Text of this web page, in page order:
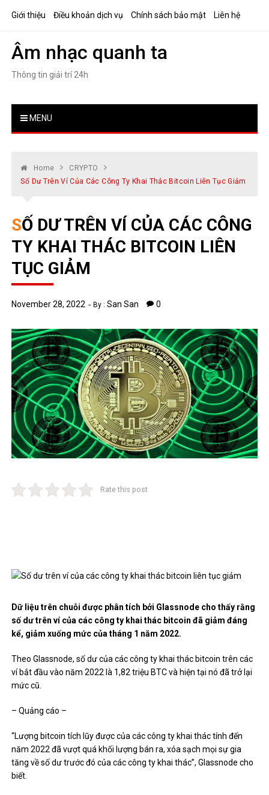
Giới thiệu Điều khoản dịch vụ Chính sách bảo mật Liên hệ
Âm nhạc quanh ta
Thông tin giải trí 24h
MENU
Home
CRYPTO
Số Dư Trên Ví Của Các Công Ty Khai Thác Bitcoin Liên Tục Giảm
SỐ DƯ TRÊN VÍ CỦA CÁC CÔNG
TY KHAI THÁC BITCOIN LIÊN
TỤC GIẢM
November 28, 2022 By :San San 0
Rate this post
Dữ liệu trên chuỗi được phân tích bởi Glassnode cho thấy rằng
số dư trên ví của các công ty khai thác bitcoin đã giảm đáng
kể, giảm xuống mức của tháng 1 năm 2022.
Theo Glassnode, số dư của các công ty khai thác bitcoin trên các
ví bắt đầu vào năm 2022 là 1,82 triệu BTC và hiện tại nó đã trở lại
mức cũ.
– Quảng cáo –
“Lượng bitcoin tích lũy được của các công ty khai thác tính đến
năm 2022 đã vượt quá khối lượng bán ra, xóa sạch mọi sự gia
tăng về số dư trước đó của các công ty khai thác”, Glassnode cho
biết.